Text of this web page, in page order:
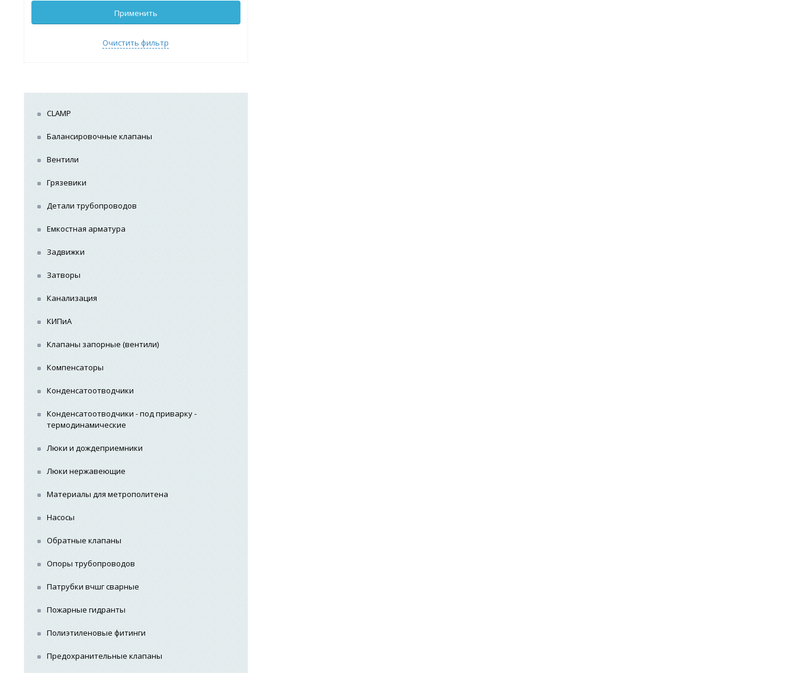
Применить
Очистить фильтр
CLAMP
Балансировочные клапаны
Вентили
Грязевики
Детали трубопроводов
Емкостная арматура
Задвижки
Затворы
Канализация
КИПиА
Клапаны запорные (вентили)
Компенсаторы
Конденсатоотводчики
Конденсатоотводчики - под приварку -
термодинамические
Люки и дождеприемники
Люки нержавеющие
Материалы для метрополитена
Насосы
Обратные клапаны
Опоры трубопроводов
Патрубки вчшг сварные
Пожарные гидранты
Полиэтиленовые фитинги
Предохранительные клапаны